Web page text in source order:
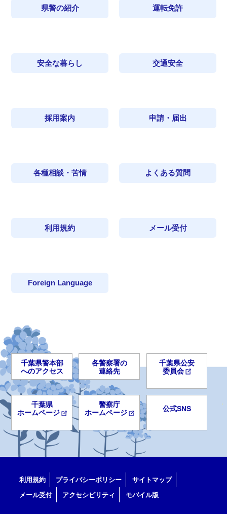
県警の紹介 運転免許
安全な暮らし 交通安全
採用案内 申請・届出
各種相談・苦情 よくある質問
利用規約 メール受付
Foreign Language
千葉県警本部
へのアクセス
各警察署の
連絡先
千葉県公安
委員会
千葉県
ホームページ
警察庁
ホームページ
公式SNS
利用規約 プライバシーポリシー
サイトマップ
メール受付
アクセシビリティ モバイル版